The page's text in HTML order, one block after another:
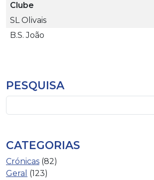
Clube
SL Olivais
B.S. João
PESQUISA
CATEGORIAS
Crónicas (82)
Geral (123)